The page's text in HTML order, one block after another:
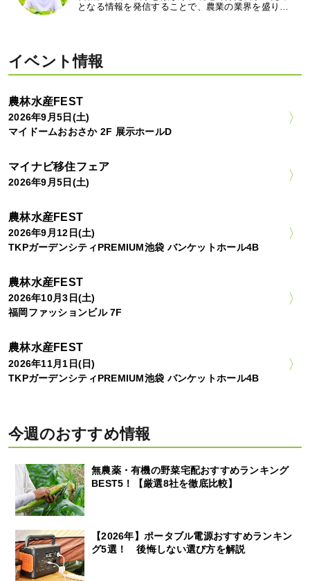
となる情報を発信することで、農業の業界を盛り…
イベント情報
農林水産FEST
2026年9月5日(土)
マイドームおおさか 2F 展示ホールD
マイナビ移住フェア
2026年9月5日(土)
農林水産FEST
2026年9月12日(土)
TKPガーデンシティPREMIUM池袋 バンケットホール4B
農林水産FEST
2026年10月3日(土)
福岡ファッションビル 7F
農林水産FEST
2026年11月1日(日)
TKPガーデンシティPREMIUM池袋 バンケットホール4B
今週のおすすめ情報
無農薬・有機の野菜宅配おすすめランキング
BEST5！【厳選8社を徹底比較】
【2026年】ポータブル電源おすすめランキン
グ5選！ 後悔しない選び方を解説